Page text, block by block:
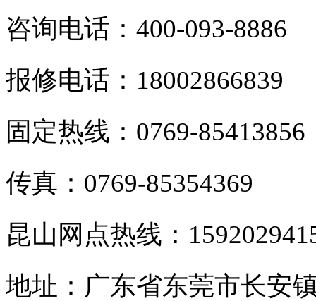
咨询电话：400-093-8886
报修电话：18002866839
固定热线：0769-85413856
传真：0769-85354369
昆山网点热线：
地址：广东省东莞市长安